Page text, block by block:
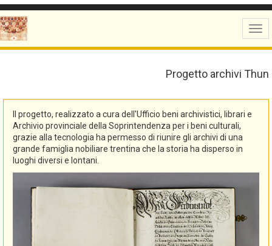
Progetto archivi Thun
Il progetto, realizzato a cura dell'Ufficio beni archivistici, librari e
Archivio provinciale della Soprintendenza per i beni culturali,
grazie alla tecnologia ha permesso di riunire gli archivi di una
grande famiglia nobiliare trentina che la storia ha disperso in
luoghi diversi e lontani.